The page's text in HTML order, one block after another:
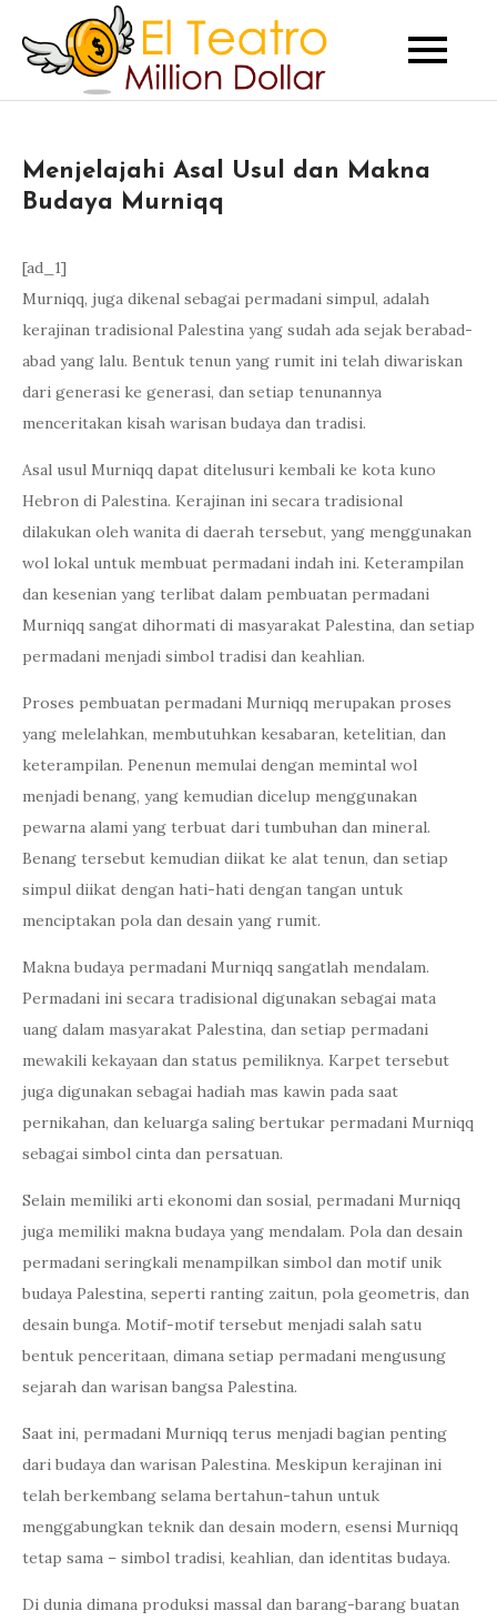
content
Kumpulan
Daftar
Online
Games
Terpercaya
di
Indonesia
Jelajahi kumpulan
online terbaik dan
Indonesia untuk
pengalaman bermain
Menjelajahi Asal Usul dan Makna
Budaya Murniqq
[ad_1]
Murniqq, juga dikenal sebagai permadani simpul, adalah
kerajinan tradisional Palestina yang sudah ada sejak berabad-
abad yang lalu. Bentuk tenun yang rumit ini telah diwariskan
dari generasi ke generasi, dan setiap tenunannya
menceritakan kisah warisan budaya dan tradisi.
Asal usul Murniqq dapat ditelusuri kembali ke kota kuno
Hebron di Palestina. Kerajinan ini secara tradisional
dilakukan oleh wanita di daerah tersebut, yang menggunakan
wol lokal untuk membuat permadani indah ini. Keterampilan
dan kesenian yang terlibat dalam pembuatan permadani
Murniqq sangat dihormati di masyarakat Palestina, dan setiap
permadani menjadi simbol tradisi dan keahlian.
Proses pembuatan permadani Murniqq merupakan proses
yang melelahkan, membutuhkan kesabaran, ketelitian, dan
keterampilan. Penenun memulai dengan memintal wol
menjadi benang, yang kemudian dicelup menggunakan
pewarna alami yang terbuat dari tumbuhan dan mineral.
Benang tersebut kemudian diikat ke alat tenun, dan setiap
simpul diikat dengan hati-hati dengan tangan untuk
menciptakan pola dan desain yang rumit.
Makna budaya permadani Murniqq sangatlah mendalam.
Permadani ini secara tradisional digunakan sebagai mata
uang dalam masyarakat Palestina, dan setiap permadani
mewakili kekayaan dan status pemiliknya. Karpet tersebut
juga digunakan sebagai hadiah mas kawin pada saat
pernikahan, dan keluarga saling bertukar permadani Murniqq
sebagai simbol cinta dan persatuan.
Selain memiliki arti ekonomi dan sosial, permadani Murniqq
juga memiliki makna budaya yang mendalam. Pola dan desain
permadani seringkali menampilkan simbol dan motif unik
budaya Palestina, seperti ranting zaitun, pola geometris, dan
desain bunga. Motif-motif tersebut menjadi salah satu
bentuk penceritaan, dimana setiap permadani mengusung
sejarah dan warisan bangsa Palestina.
Saat ini, permadani Murniqq terus menjadi bagian penting
dari budaya dan warisan Palestina. Meskipun kerajinan ini
telah berkembang selama bertahun-tahun untuk
menggabungkan teknik dan desain modern, esensi Murniqq
tetap sama – simbol tradisi, keahlian, dan identitas budaya.
Di dunia dimana produksi massal dan barang-barang buatan